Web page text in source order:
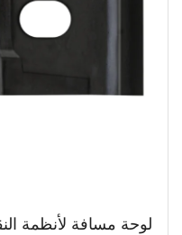
لوحة مسافة لأنظمة